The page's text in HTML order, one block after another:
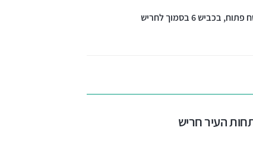
בכביש 6 בסמוך לחריש